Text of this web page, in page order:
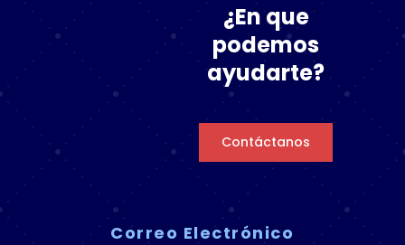
¿En que
podemos
ayudarte?
Contáctanos
Correo Electrónico